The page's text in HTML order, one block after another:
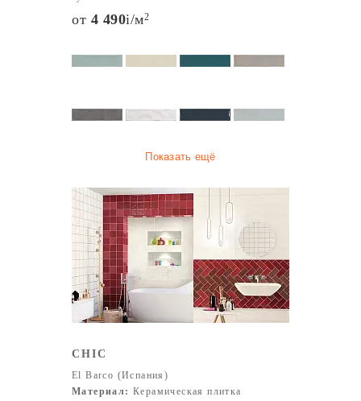
от 4 490i/м2
Показать ещё
CHIC
El Barco (Испания)
Материал: Керамическая плитка